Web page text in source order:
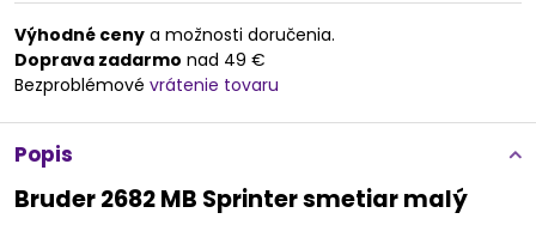
Výhodné ceny a možnosti doručenia.
Doprava zadarmo nad 49 €
Bezproblémové vrátenie tovaru
Popis
Bruder 2682 MB Sprinter smetiar malý